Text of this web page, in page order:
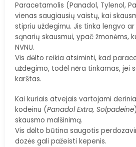
Paracetamolis (Panadol, Tylenol,
vienas saugiausių vaistų, kai
stipriu uždegimu. Jis tinka lengvo
sąnarių skausmui, ypač žmonėms,
NVNU.
Vis dėlto reikia atsiminti, kad
uždegimo, todėl nėra tinkamas, jei
karštas.
Kai kuriais atvejais vartojami
kodeinu (Panadol Extra, Solpadeine
skausmo malšinimą.
Vis dėlto būtina saugotis
dozės gali pažeisti kepenis.